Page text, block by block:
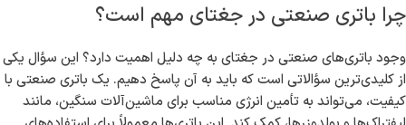
چرا باتری صنعتی در جغتای مهم است؟
وجود باتری‌های صنعتی در جغتای به چه دلیل اهمیت دارد؟ این سؤال یکی
از کلیدی‌ترین سؤالاتی است که باید به آن پاسخ دهیم. یک باتری صنعتی با
کیفیت، می‌تواند به تأمین انرژی مناسب برای ماشین‌آلات سنگین، مانند